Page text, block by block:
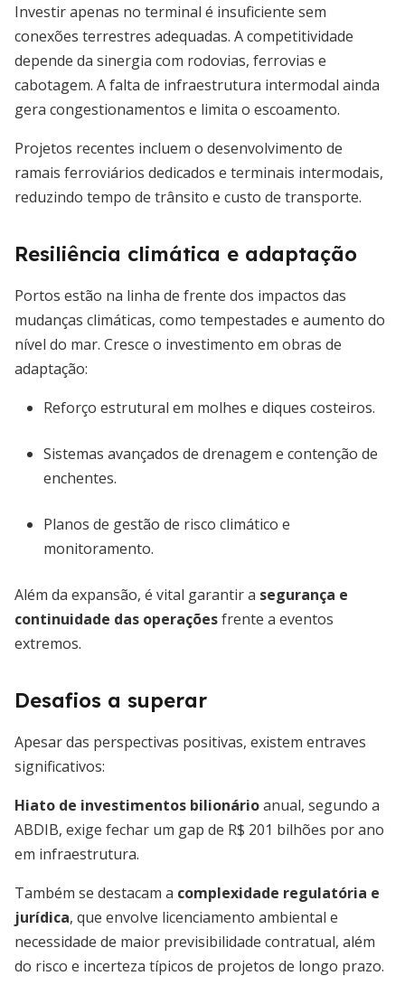
Investir apenas no terminal é insuficiente sem
conexões terrestres adequadas. A competitividade
depende da sinergia com rodovias, ferrovias e
cabotagem. A falta de infraestrutura intermodal ainda
gera congestionamentos e limita o escoamento.
Projetos recentes incluem o desenvolvimento de
ramais ferroviários dedicados e terminais intermodais,
reduzindo tempo de trânsito e custo de transporte.
Resiliência climática e adaptação
Portos estão na linha de frente dos impactos das
mudanças climáticas, como tempestades e aumento do
nível do mar. Cresce o investimento em obras de
adaptação:
Reforço estrutural em molhes e diques costeiros.
Sistemas avançados de drenagem e contenção de
enchentes.
Planos de gestão de risco climático e
monitoramento.
Além da expansão, é vital garantir a segurança e
continuidade das operaçõesfrente a eventos
extremos.
Desafios a superar
Apesar das perspectivas positivas, existem entraves
significativos:
Hiato de investimentos bilionárioanual, segundo a
ABDIB, exige fechar um gap de R$ 201 bilhões por ano
em infraestrutura.
Também se destacam a complexidade regulatória e
jurídica, que envolve licenciamento ambiental e
necessidade de maior previsibilidade contratual, além
do risco e incerteza típicos de projetos de longo prazo.